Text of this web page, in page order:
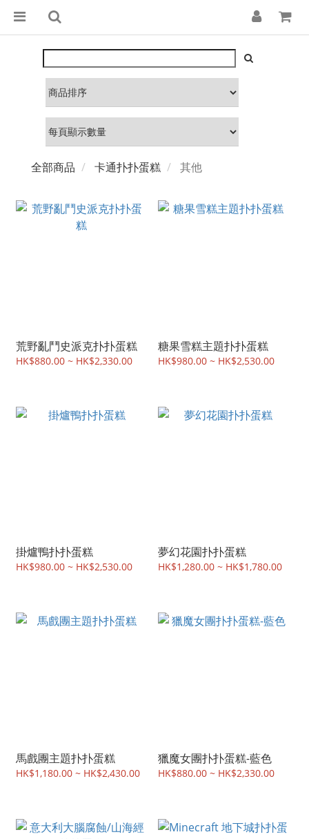
全部商品 卡通扑扑蛋糕 其他
荒野亂鬥史派克扑扑蛋糕
HK$880.00 ~ HK$2,330.00
糖果雪糕主題扑扑蛋糕
HK$980.00 ~ HK$2,530.00
掛爐鴨扑扑蛋糕
HK$980.00 ~ HK$2,530.00
夢幻花園扑扑蛋糕
HK$1,280.00 ~ HK$1,780.00
馬戲團主題扑扑蛋糕
HK$1,180.00 ~ HK$2,430.00
獵魔女團扑扑蛋糕-藍色
HK$880.00 ~ HK$2,330.00